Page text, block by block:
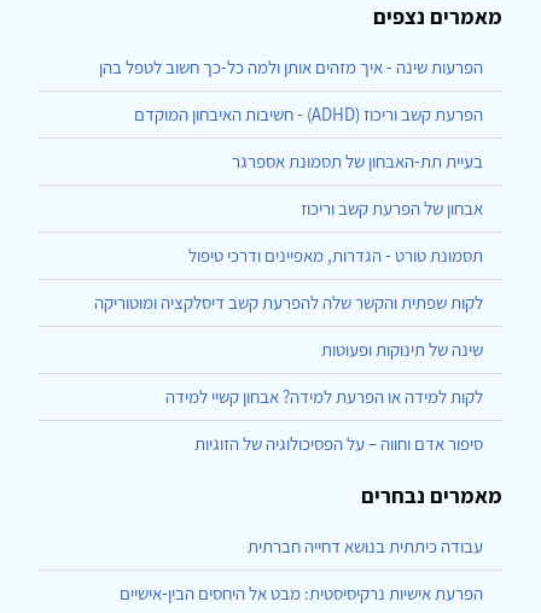
מאמרים נצפים
הפרעות שינה - איך מזהים אותן ולמה כל-כך חשוב לטפל בהן
הפרעת קשב וריכוז (ADHD) - חשיבות האיבחון המוקדם
בעיית תת-האבחון של תסמונת אספרגר
אבחון של הפרעת קשב וריכוז
תסמונת טורט - הגדרות, מאפיינים ודרכי טיפול
לקות שפתית והקשר שלה להפרעת קשב דיסלקציה ומוטוריקה
שינה של תינוקות ופעוטות
לקות למידה או הפרעת למידה? אבחון קשיי למידה
סיפור אדם וחווה – על הפסיכולוגיה של הזוגיות
מאמרים נבחרים
עבודה כיתתית בנושא דחייה חברתית
הפרעת אישיות נרקיסיסטית: מבט אל היחסים הבין-אישיים